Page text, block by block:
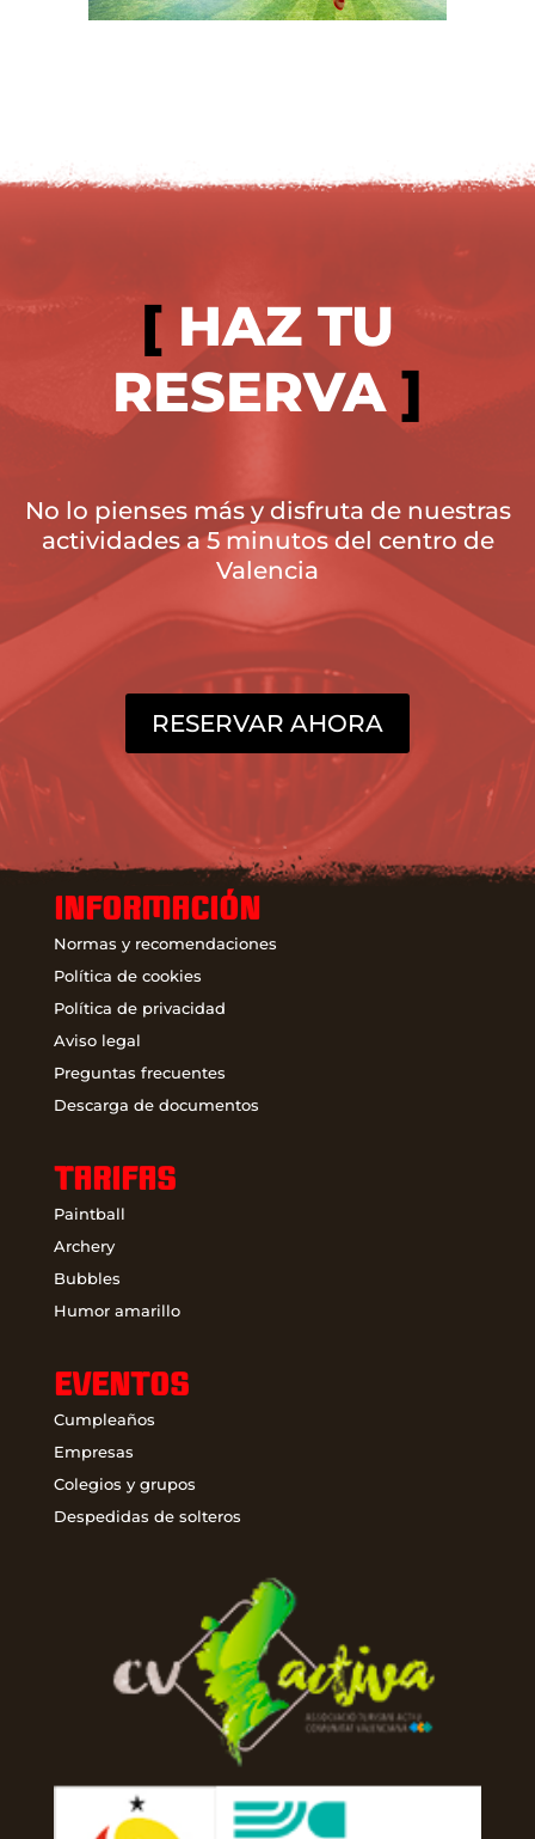
[ HAZ TU
RESERVA]
No lo pienses más y disfruta de nuestras
actividades a 5 minutos del centro de
Valencia
RESERVAR AHORA
INFORMACIÓN
Normas y recomendaciones
Política de cookies
Política de privacidad
Aviso legal
Preguntas frecuentes
Descarga de documentos
TARIFAS
Paintball
Archery
Bubbles
Humor amarillo
EVENTOS
Cumpleaños
Empresas
Colegios y grupos
Despedidas de solteros